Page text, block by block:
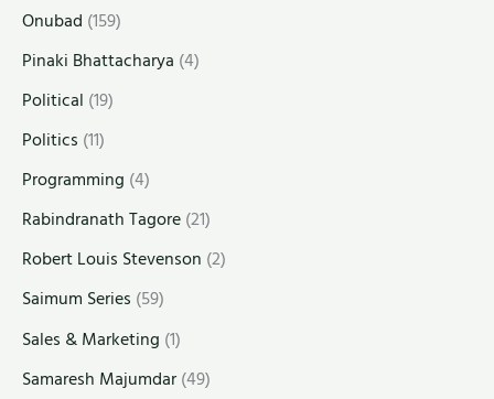
Onubad (159)
Pinaki Bhattacharya (4)
Political (19)
Politics (11)
Programming (4)
Rabindranath Tagore(21)
Robert Louis Stevenson (2)
Saimum Series (59)
Sales & Marketing (1)
Samaresh Majumdar(49)